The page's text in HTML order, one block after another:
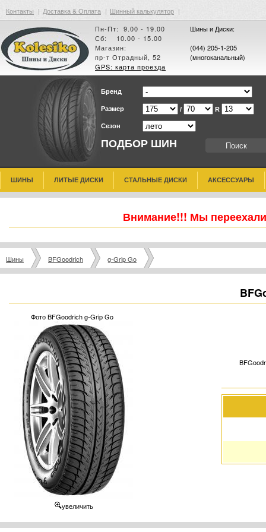
Контакты | Доставка & Оплата | Шинный калькулятор |
Пн-Пт: 9.00 - 19.00
Сб: 10.00 - 15.00
Магазин:
пр-т Отрадный, 52
GPS: карта проезда
Шины и Диски:
(044) 205-1-205
(многоканальный)
ПОДБОР ШИН
Бренд
Размер / R
Сезон
ШИНЫ ЛИТЫЕ ДИСКИ СТАЛЬНЫЕ ДИСКИ АКСЕССУАРЫ
Внимание!!! Мы
Шины BFGoodrich g-Grip Go
Фото BFGoodrich g-Grip Go
увеличить